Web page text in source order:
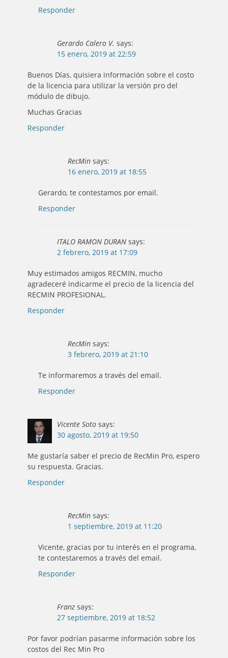
Responder
Gerardo Calero V. says:
15 enero, 2019 at 22:59
Buenos Días, quisiera información sobre el costo
de la licencia para utilizar la versión pro del
módulo de dibujo.
Muchas Gracias
Responder
RecMin says:
16 enero, 2019 at 18:55
Gerardo, te contestamos por email.
Responder
ITALO RAMON DURAN says:
2 febrero, 2019 at 17:09
Muy estimados amigos RECMIN, mucho
agradeceré indicarme el precio de la licencia del
RECMIN PROFESIONAL.
Responder
RecMin says:
3 febrero, 2019 at 21:10
Te informaremos a través del email.
Responder
Vicente Soto says:
30 agosto, 2019 at 19:50
Me gustaría saber el precio de RecMin Pro, espero
su respuesta. Gracias.
Responder
RecMin says:
1 septiembre, 2019 at 11:20
Vicente, gracias por tu interés en el programa,
te contestaremos a través del email.
Responder
Franz says:
27 septiembre, 2019 at 18:52
Por favor podrían pasarme información sobre los
costos del Rec Min Pro